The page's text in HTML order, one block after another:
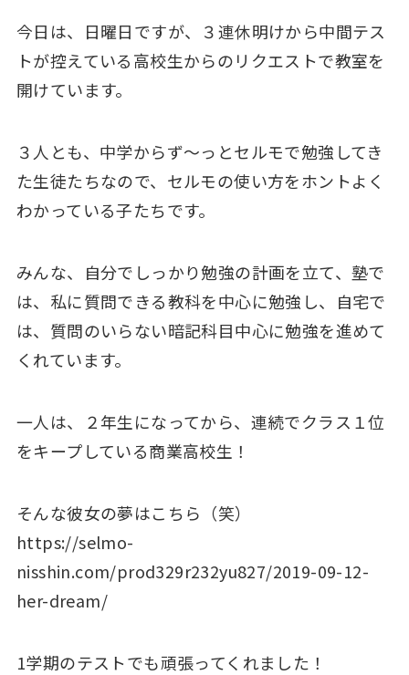
今日は、日曜日ですが、３連休明けから中間テス
トが控えている高校生からのリクエストで教室を
開けています。
３人とも、中学からず～っとセルモで勉強してき
た生徒たちなので、セルモの使い方をホントよく
わかっている子たちです。
みんな、自分でしっかり勉強の計画を立て、塾で
は、私に質問できる教科を中心に勉強し、自宅で
は、質問のいらない暗記科目中心に勉強を進めて
くれています。
一人は、２年生になってから、連続でクラス１位
をキープしている商業高校生！
そんな彼女の夢はこちら（笑）
https://selmo-
nisshin.com/prod329r232yu827/2019-09-12-
her-dream/
1学期のテストでも頑張ってくれました！